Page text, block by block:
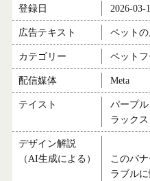
登録日 2026-03-
広告テキスト ペット
カテゴリー ペット
配信媒体 Meta
テイスト
パープ
ラック
デザイン解説
（AI生成による）
このバ
ラブル